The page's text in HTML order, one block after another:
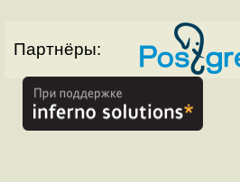
Партнёры: